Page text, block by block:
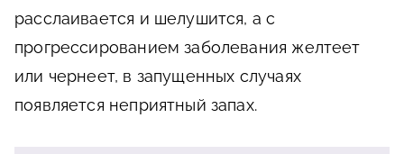
расслаивается и шелушится, а с
прогрессированием заболевания желтеет
или чернеет, в запущенных случаях
появляется неприятный запах.